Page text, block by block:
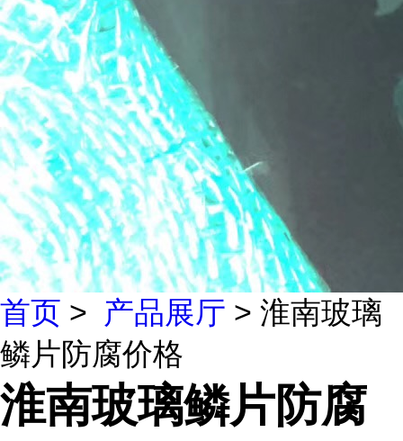
首页 > 产品展厅 > 淮南玻璃
鳞片防腐价格
淮南玻璃鳞片防腐